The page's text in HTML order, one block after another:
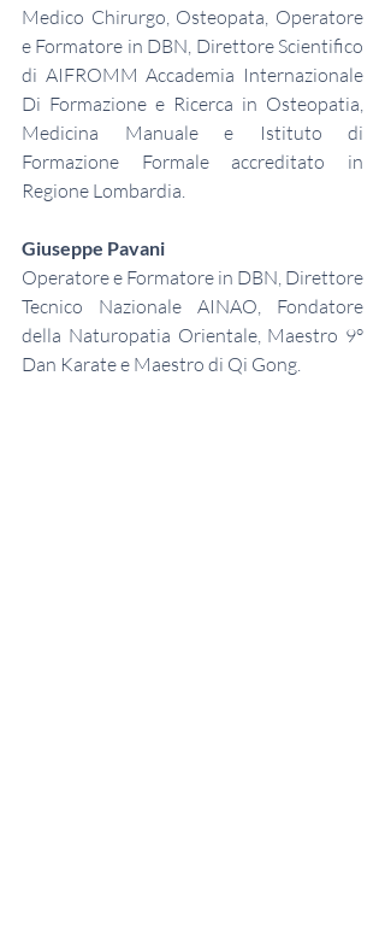
Medico Chirurgo, Osteopata, Operatore
e Formatore in DBN, Direttore Scientifico
di AIFROMM Accademia Internazionale
Di Formazione e Ricerca in Osteopatia,
Medicina Manuale e Istituto di
Formazione Formale accreditato in
Regione Lombardia.
Giuseppe Pavani
Operatore e Formatore in DBN, Direttore
Tecnico Nazionale AINAO, Fondatore
della Naturopatia Orientale, Maestro 9°
Dan Karate e Maestro di Qi Gong.